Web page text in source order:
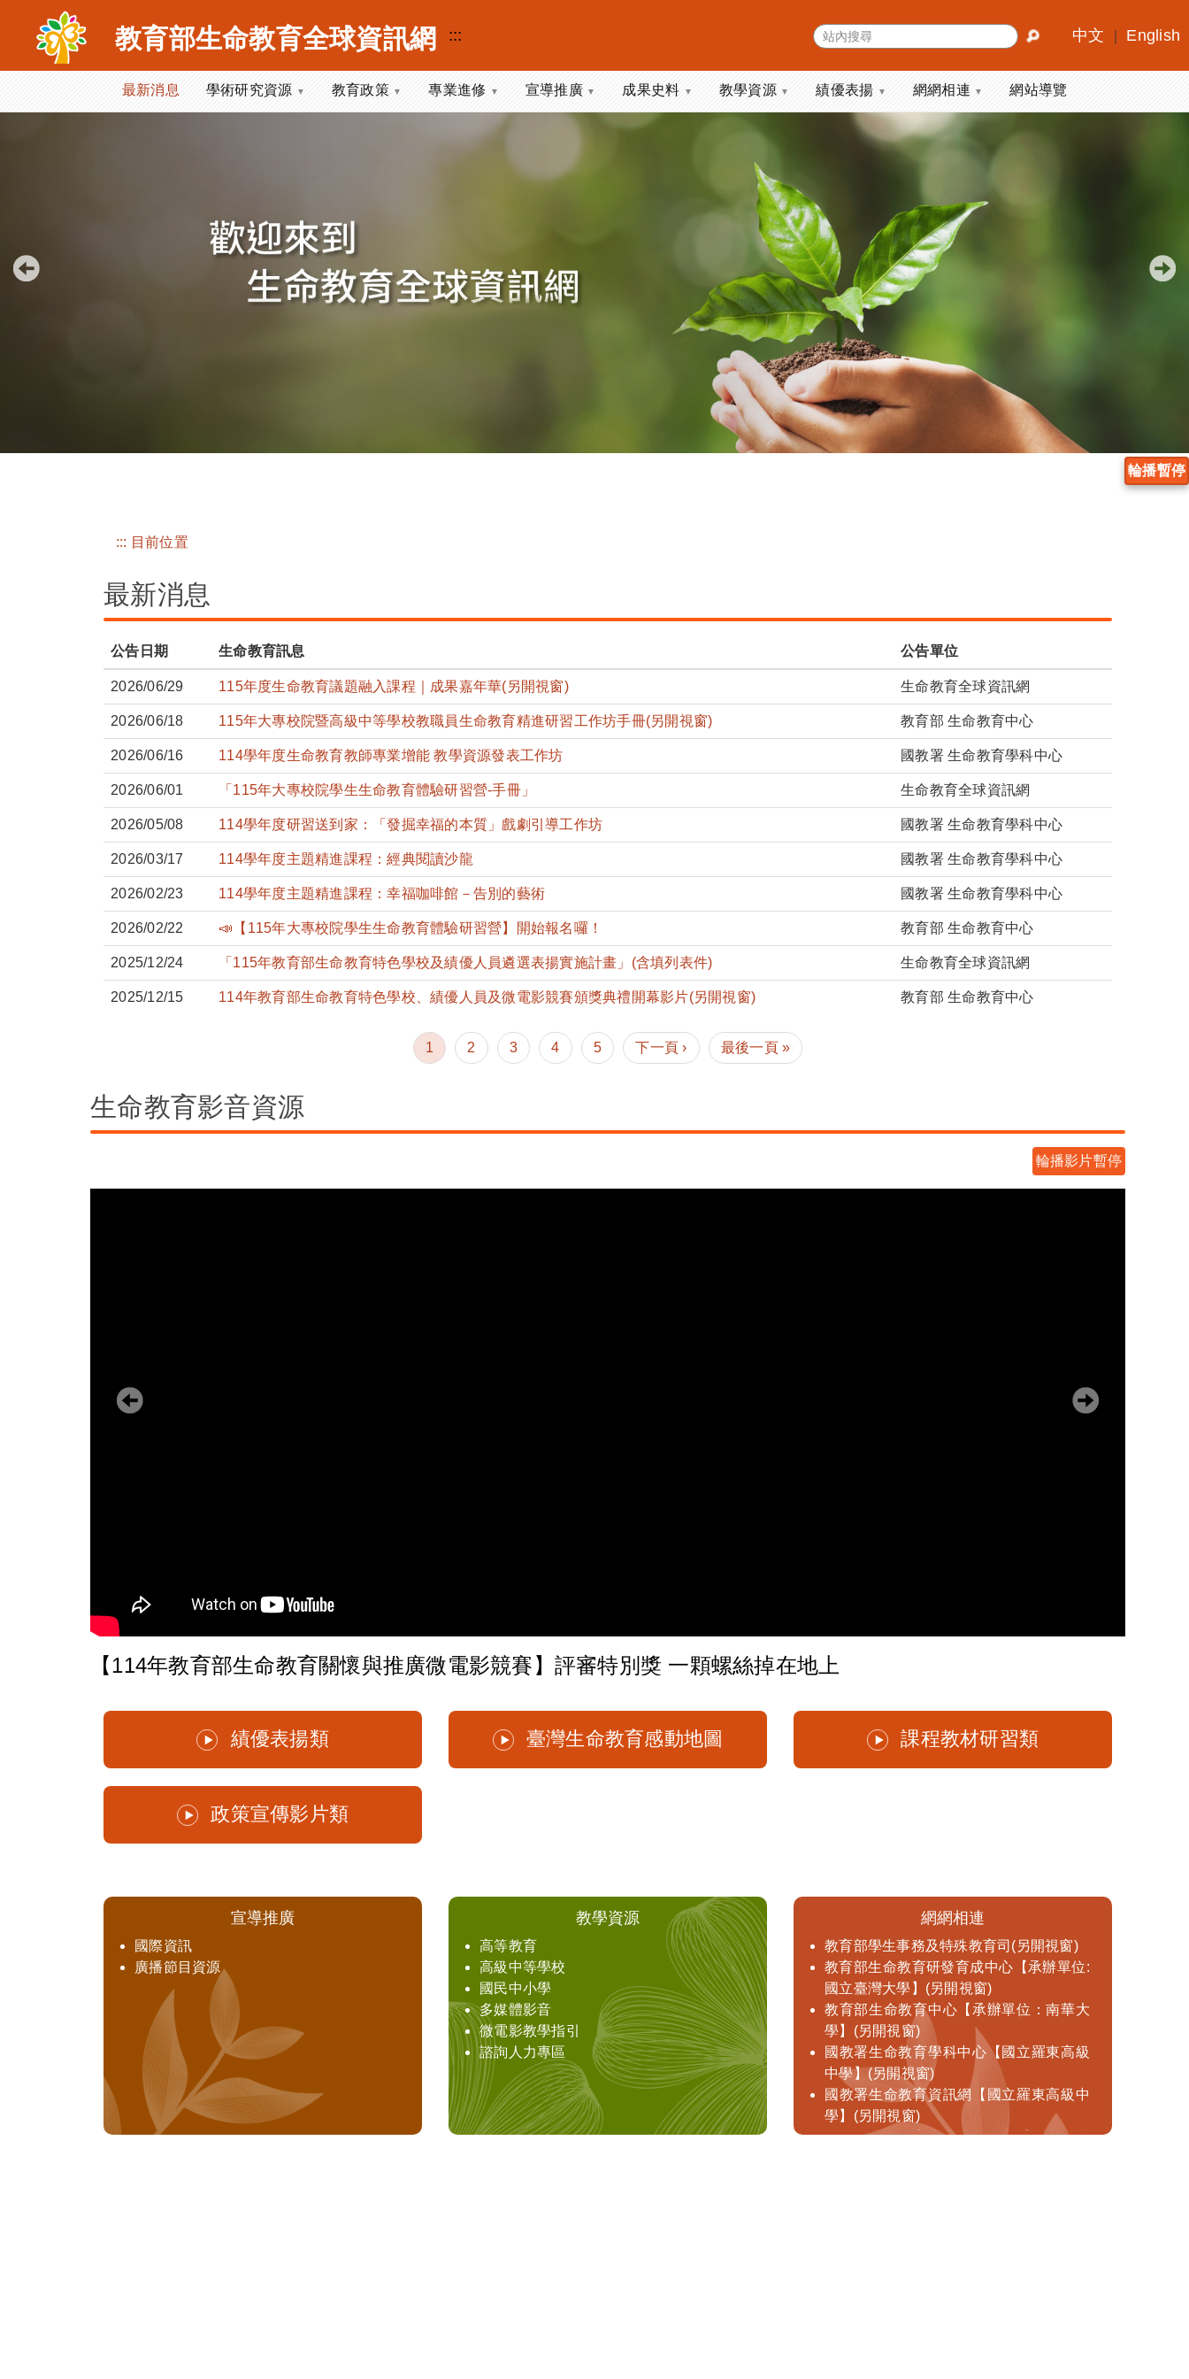
要
容
中文 English
教育部生命教育全球資訊網 :::
最新消息 學術研究資源 教育政策 專業進修 宣導推廣 成果史料 教學資源 績優表揚 網網相連 網站導覽
輪播暫停
::: 目前位置
最新消息
公告日期 生命教育訊息 公告單位
2026/06/29 115年度生命教育議題融入課程｜成果嘉年華(另開視窗) 生命教育全球資訊網
2026/06/18 115年大專校院暨高級中等學校教職員生命教育精進研習工作坊手冊(另開視窗) 教育部 生命教育中心
2026/06/16 114學年度生命教育教師專業增能 教學資源發表工作坊 國教署 生命教育學科中心
2026/06/01 「115年大專校院學生生命教育體驗研習營-手冊」 生命教育全球資訊網
2026/05/08 114學年度研習送到家：「發掘幸福的本質」戲劇引導工作坊 國教署 生命教育學科中心
2026/03/17 114學年度主題精進課程：經典閱讀沙龍 國教署 生命教育學科中心
2026/02/23 114學年度主題精進課程：幸福咖啡館－告別的藝術 國教署 生命教育學科中心
2026/02/22 📣【115年大專校院學生生命教育體驗研習營】開始報名囉！ 教育部 生命教育中心
2025/12/24 「115年教育部生命教育特色學校及績優人員遴選表揚實施計畫」(含填列表件) 生命教育全球資訊網
2025/12/15 114年教育部生命教育特色學校、績優人員及微電影競賽頒獎典禮開幕影片(另開視窗) 教育部 生命教育中心
1 2 3 4 5 下一頁 › 最後一頁 »
生命教育影音資源
輪播影片暫停
【114年教育部生命教育關懷與推廣微電影競賽】評審特別獎 一顆螺絲掉在地上
績優表揚類 臺灣生命教育感動地圖 課程教材研習類
政策宣傳影片類
宣導推廣
國際資訊
廣播節目資源
教學資源
高等教育
高級中等學校
國民中小學
多媒體影音
微電影教學指引
諮詢人力專區
網網相連
教育部學生事務及特殊教育司(另開視窗)
教育部生命教育研發育成中心【承辦單位:
國立臺灣大學】(另開視窗)
教育部生命教育中心【承辦單位：南華大
學】(另開視窗)
國教署生命教育學科中心【國立羅東高級
中學】(另開視窗)
國教署生命教育資訊網【國立羅東高級中
學】(另開視窗)
國教署生命教育專業發展中心【國立羅東